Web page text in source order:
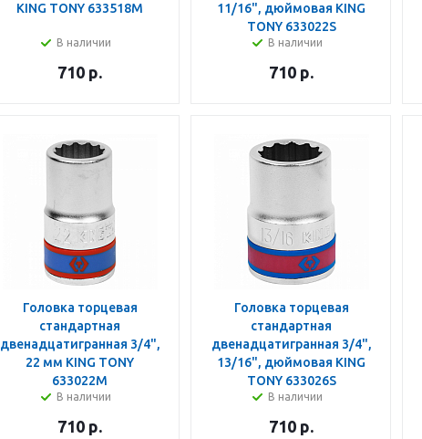
KING TONY 633518M
В наличии
710 р.
11/16", дюймовая KING
TONY 633022S
В наличии
710 р.
Головка торцевая
стандартная
двенадцатигранная 3/4",
22 мм KING TONY
633022M
В наличии
710 р.
Головка торцевая
стандартная
двенадцатигранная 3/4",
13/16", дюймовая KING
TONY 633026S
В наличии
710 р.